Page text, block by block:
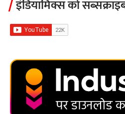
इंडियामिक्स को